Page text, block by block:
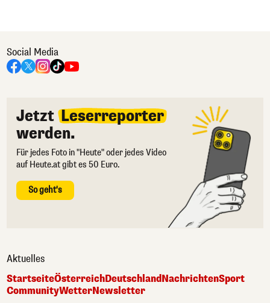
Social Media
Jetzt Leserreporter
werden.
Für jedes Foto in "Heute" oder jedes Video
auf Heute.at gibt es 50 Euro.
So geht's
Aktuelles
StartseiteÖsterreichDeutschlandNachrichtenSport
CommunityWetterNewsletter